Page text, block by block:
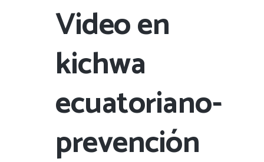
Video en
kichwa
ecuatoriano-
prevención